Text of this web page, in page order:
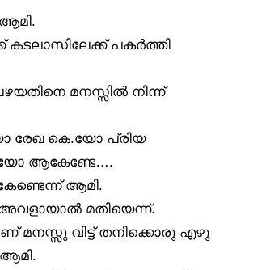
പകർത്തി
മനസ്സിൽ നിന്ന്
രേഖ കെ.യോ പ്രിയ
ആകേണ്ടേ….
ആമി.
മതിയെന്ന്.
മനസ്സു വിട്ട് തനിക്കൊരു എഴു